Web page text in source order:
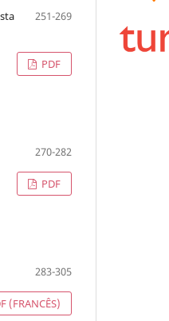
251-269
PDF
270-282
PDF
283-305
(FRANCÊS)